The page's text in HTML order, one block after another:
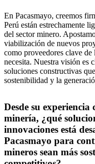
En Pacasmayo, creemos
Perú están estrechamente
del sector minero.
viabilización de nuevos
como proveedores clave
necesita. Nuestra visión es
soluciones constructivas
sostenibilidad y la
Desde su experiencia
minería, ¿qué
innovaciones está
Pacasmayo para
mineros sean más